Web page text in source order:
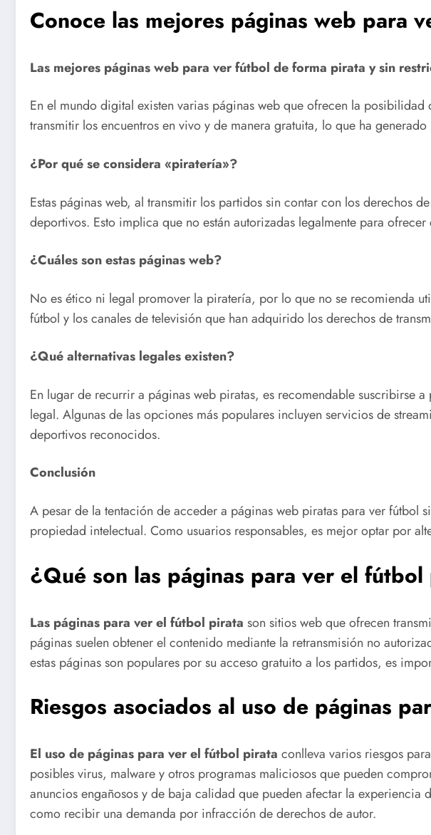
Conoce las mejores páginas web para
Las mejores páginas web para ver fútbol de forma pirata y sin
En el mundo digital existen varias páginas web que ofrecen la
transmitir los encuentros en vivo y de manera gratuita, lo que ha
¿Por qué se considera «piratería»?
Estas páginas web, al transmitir los partidos sin contar con los derechos
deportivos. Esto implica que no están autorizadas legalmente para
¿Cuáles son estas páginas web?
No es ético ni legal promover la piratería, por lo que no se recomienda
fútbol y los canales de televisión que han adquirido los derechos de
¿Qué alternativas legales existen?
En lugar de recurrir a páginas web piratas, es recomendable suscribirse
legal. Algunas de las opciones más populares incluyen servicios de
deportivos reconocidos.
Conclusión
A pesar de la tentación de acceder a páginas web piratas para ver
propiedad intelectual. Como usuarios responsables, es mejor optar por
¿Qué son las páginas para ver el
Las páginas para ver el fútbol pirata son sitios web que ofrecen
páginas suelen obtener el contenido mediante la retransmisión no
estas páginas son populares por su acceso gratuito a los partidos, es
Riesgos asociados al uso de páginas
El uso de páginas para ver el fútbol pirata conlleva varios riesgos
posibles virus, malware y otros programas maliciosos que pueden
anuncios engañosos y de baja calidad que pueden afectar la
como recibir una demanda por infracción de derechos de autor.